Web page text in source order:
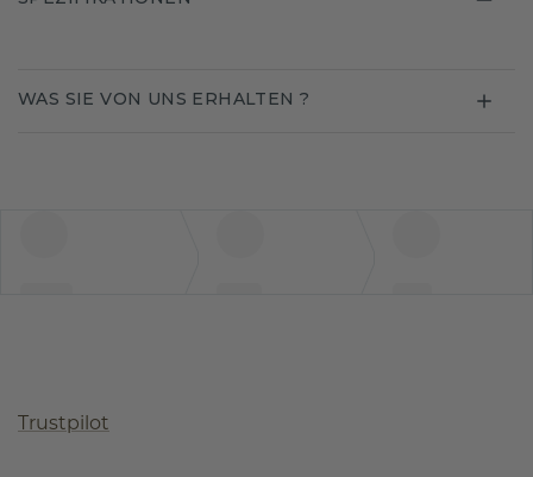
WAS SIE VON UNS ERHALTEN ?
Trustpilot